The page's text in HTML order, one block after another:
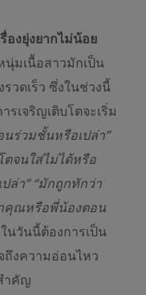
องยุ่งยากไม่น้อย
นุ่มเนื้อสาวมักเป็น
วดเร็ว ซึ่งในช่วงนี้
เจริญเติบโตจะเริ่ม
นร่วมชั้นหรือเปล่า”
ตจนใส่ไม่ได้หรือ
ล่า” “มักถูกทักว่า
าคุณหรือพี่น้องตอน
นวันนี้ต้องการเป็น
ถึงความอ่อนไหว
ำคัญ